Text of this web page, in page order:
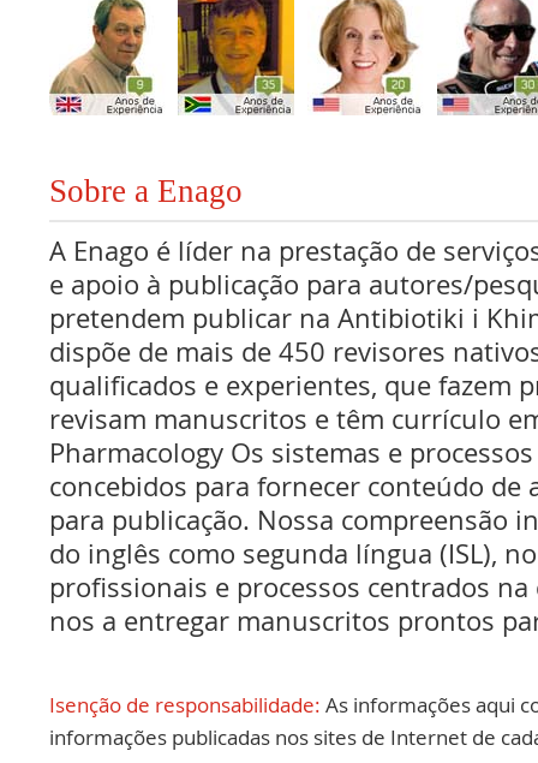
Sobre a Enago
A Enago é líder na prestação de
e apoio à publicação para autores/
pretendem publicar na Antibiotiki i
dispõe de mais de 450 revisores
qualificados e experientes, que fazem
revisam manuscritos e têm currículo
Pharmacology Os sistemas e
concebidos para fornecer conteúdo de
para publicação. Nossa compreensão
do inglês como segunda língua (ISL),
profissionais e processos centrados
nos a entregar manuscritos prontos
Isenção de responsabilidade: As informações aqui
informações publicadas nos sites de Internet de